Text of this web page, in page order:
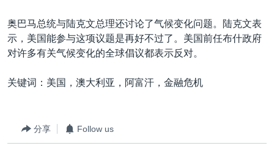
奥巴马总统与陆克文总理还讨论了气候变化问题。陆克文表
示，美国能参与这项议题是再好不过了。美国前任布什政府
对许多有关气候变化的全球倡议都表示反对。
关键词：美国，澳大利亚，阿富汗，金融危机
分享 Follow us